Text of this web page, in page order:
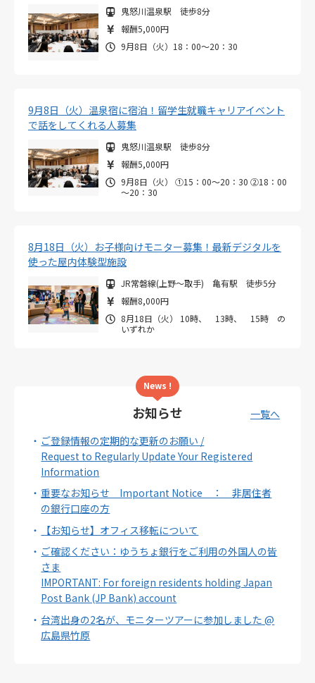
鬼怒川温泉駅 徒歩8分
報酬5,000円
9月8日（火）18：00～20：30
9月8日（火）温泉宿に宿泊！留学生就職キャリアイベント
で話をしてくれる人募集
鬼怒川温泉駅 徒歩8分
報酬5,000円
9月8日（火） ①15：00～20：30 ②18：00
～20：30
8月18日（火）お子様向けモニター募集！最新デジタルを
使った屋内体験型施設
JR常磐線(上野～取手) 亀有駅 徒歩5分
報酬8,000円
8月18日（火） 10時、 13時、 15時 の
いずれか
News !
お知らせ
一覧へ
ご登録情報の定期的な更新のお願い /
Request to Regularly Update Your Registered
Information
重要なお知らせ Important Notice ： 非居住者
の銀行口座の方
【お知らせ】オフィス移転について
ご確認ください：ゆうちょ銀行をご利用の外国人の皆
さま
IMPORTANT: For foreign residents holding Japan
Post Bank (JP Bank) account
台湾出身の2名が、モニターツアーに参加しました @
広島県竹原